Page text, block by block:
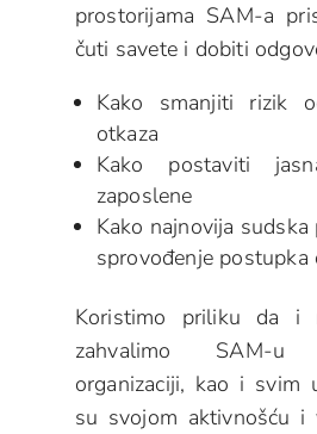
prostorijama SAM-a
čuti savete i dobiti
Kako smanjiti rizik
otkaza
Kako postaviti
zaposlene
Kako najnovija sudska
sprovođenje postupka
Koristimo priliku da i
zahvalimo SAM-
organizaciji, kao i svim
su svojom aktivnošću i